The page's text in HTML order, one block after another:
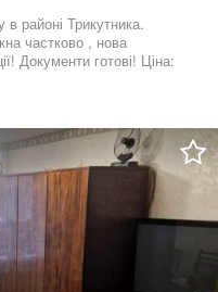
районі Трикутника.
частково , нова
Документи готові! Ціна: